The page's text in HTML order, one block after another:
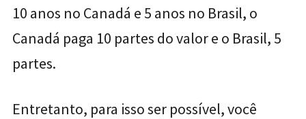
10 anos no Canadá e 5 anos no Brasil, o
Canadá paga 10 partes do valor e o Brasil, 5
partes.
Entretanto, para isso ser possível, você